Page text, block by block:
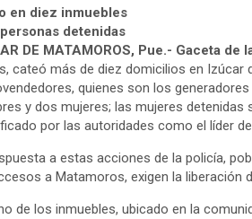
en diez inmuebles
detenidas
DE MATAMOROS, Pue.- Gaceta de
cateó más de diez domicilios en
quienes son los
y dos mujeres; las mujeres detenidas
por las autoridades como el líder
a estas acciones de la policía,
a Matamoros, exigen la liberación
de los inmuebles, ubicado en la